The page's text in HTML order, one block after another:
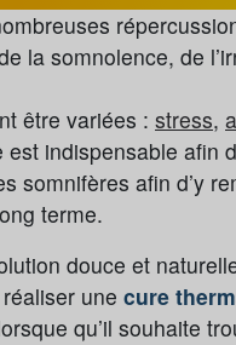
la somnolence, de
être variées : stress,
indispensable afin
somnifères afin d’y
terme.
douce et
une cure
qu’il souhaite